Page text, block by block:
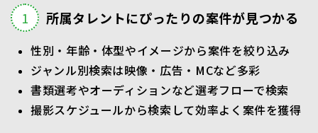
所属タレントにぴったりの案件が見つかる
性別・年齢・体型やイメージから案件を絞り込み
ジャンル別検索は映像・広告・MCなど多彩
書類選考やオーディションなど選考フローで検索
撮影スケジュールから検索して効率よく案件を獲得